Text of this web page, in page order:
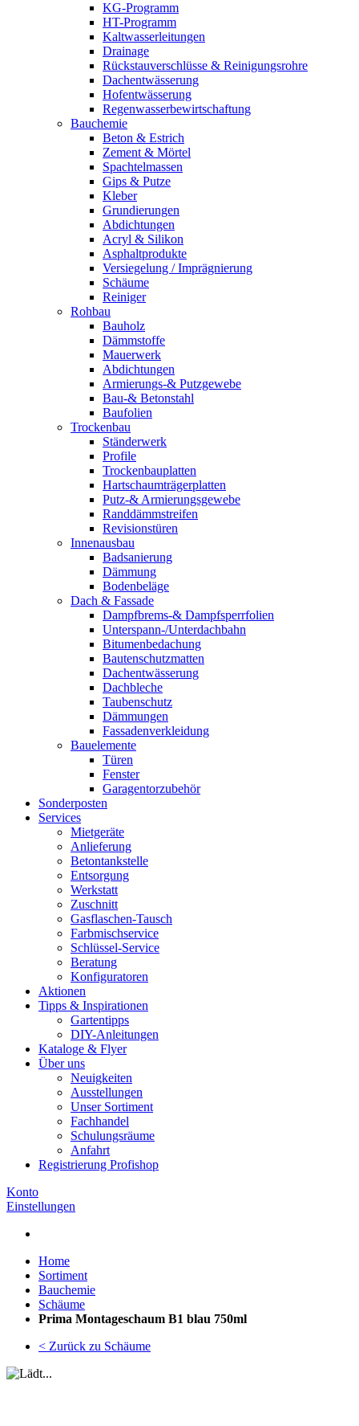
KG-Programm
HT-Programm
Kaltwasserleitungen
Drainage
Rückstauverschlüsse & Reinigungsrohre
Dachentwässerung
Hofentwässerung
Regenwasserbewirtschaftung
Bauchemie
Beton & Estrich
Zement & Mörtel
Spachtelmassen
Gips & Putze
Kleber
Grundierungen
Abdichtungen
Acryl & Silikon
Asphaltprodukte
Versiegelung / Imprägnierung
Schäume
Reiniger
Rohbau
Bauholz
Dämmstoffe
Mauerwerk
Abdichtungen
Armierungs-& Putzgewebe
Bau-& Betonstahl
Baufolien
Trockenbau
Ständerwerk
Profile
Trockenbauplatten
Hartschaumträgerplatten
Putz-& Armierungsgewebe
Randdämmstreifen
Revisionstüren
Innenausbau
Badsanierung
Dämmung
Bodenbeläge
Dach & Fassade
Dampfbrems-& Dampfsperrfolien
Unterspann-/Unterdachbahn
Bitumenbedachung
Bautenschutzmatten
Dachentwässerung
Dachbleche
Taubenschutz
Dämmungen
Fassadenverkleidung
Bauelemente
Türen
Fenster
Garagentorzubehör
Sonderposten
Services
Mietgeräte
Anlieferung
Betontankstelle
Entsorgung
Werkstatt
Zuschnitt
Gasflaschen-Tausch
Farbmischservice
Schlüssel-Service
Beratung
Konfiguratoren
Aktionen
Tipps & Inspirationen
Gartentipps
DIY-Anleitungen
Kataloge & Flyer
Über uns
Neuigkeiten
Ausstellungen
Unser Sortiment
Fachhandel
Schulungsräume
Anfahrt
Registrierung Profishop
Konto
Einstellungen
Home
Sortiment
Bauchemie
Schäume
Prima Montageschaum B1 blau 750ml
< Zurück zu Schäume